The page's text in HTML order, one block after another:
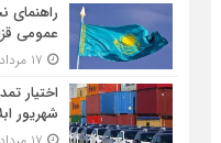
راهنمای
عمومی
اختیار
شهریور